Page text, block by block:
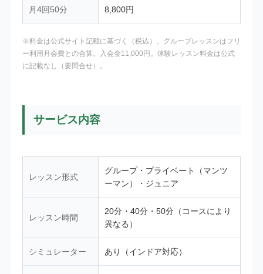
月4回50分 8,800円
※料金は公式サイト記載に基づく（税込）。グループレッスンはフリ
ー利用月会費との合算。入会金11,000円。体験レッスン料金は公式
に記載なし（要問合せ）。
サービス内容
レッスン形式
グループ・プライベート（マンツ
ーマン）・ジュニア
レッスン時間
20分・40分・50分（コースにより
異なる）
シミュレーター あり（インドア対応）